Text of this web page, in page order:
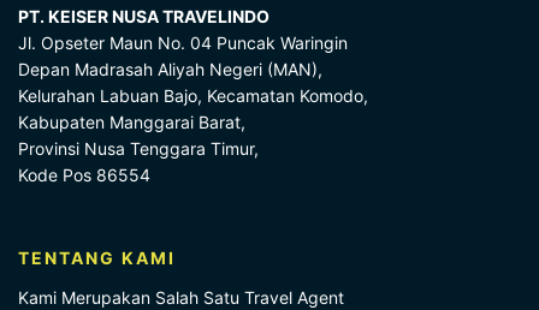
PT. KEISER NUSA TRAVELINDO
Jl. Opseter Maun No. 04 Puncak Waringin
Depan Madrasah Aliyah Negeri (MAN),
Kelurahan Labuan Bajo, Kecamatan Komodo,
Kabupaten Manggarai Barat,
Provinsi Nusa Tenggara Timur,
Kode Pos 86554
TENTANG KAMI
Kami Merupakan Salah Satu Travel Agent